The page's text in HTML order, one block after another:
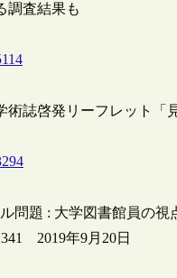
調査結果も
術誌啓発リーフレット「
問題 : 大学図書館員の
2019年9月20日